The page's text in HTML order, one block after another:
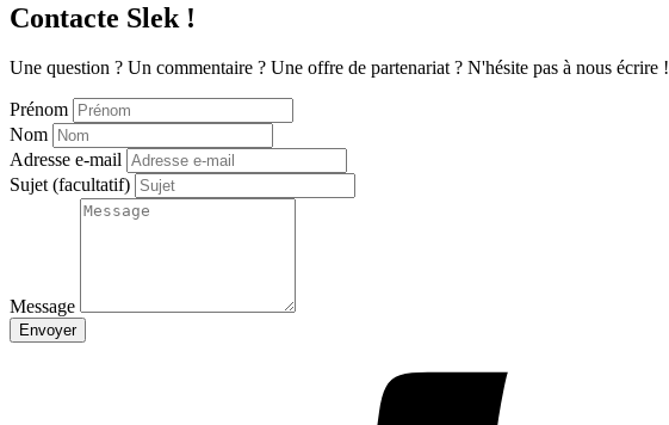
Contacte Slek !
Une question ? Un commentaire ? Une offre de partenariat ? N'hésite pas à nous écrire !
Prénom
Nom
Adresse e-mail
Sujet(facultatif)
Message
Envoyer